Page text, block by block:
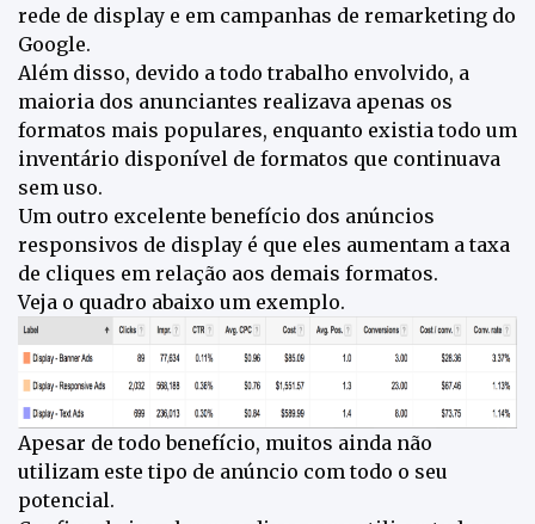
rede de display e em campanhas de remarketing do
Google.
Além disso, devido a todo trabalho envolvido, a
maioria dos anunciantes realizava apenas os
formatos mais populares, enquanto existia todo um
inventário disponível de formatos que continuava
sem uso.
Um outro excelente benefício dos anúncios
responsivos de display é que eles aumentam a taxa
de cliques em relação aos demais formatos.
Veja o quadro abaixo um exemplo.
Apesar de todo benefício, muitos ainda não
utilizam este tipo de anúncio com todo o seu
potencial.